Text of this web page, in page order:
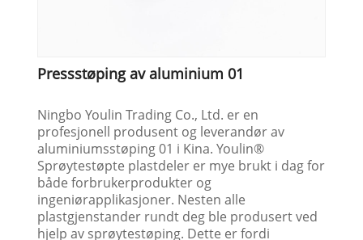
Pressstøping av aluminium 01
Ningbo Youlin Trading Co., Ltd. er en
profesjonell produsent og leverandør av
aluminiumsstøping 01 i Kina. Youlin®
Sprøytestøpte plastdeler er mye brukt i dag for
både forbrukerprodukter og
ingeniørapplikasjoner. Nesten alle
plastgjenstander rundt deg ble produsert ved
hjelp av sprøytestøping. Dette er fordi